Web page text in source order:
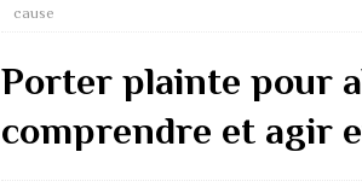
cause
Porter plainte pour
comprendre et agir